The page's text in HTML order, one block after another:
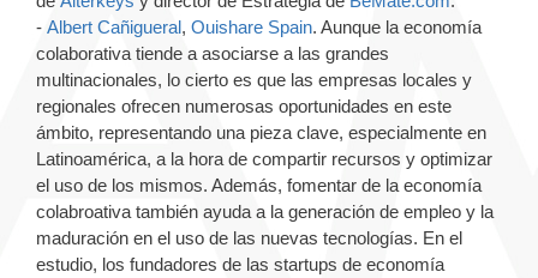
- Albert Cañigueral, Ouishare Spain. Aunque la economía
colaborativa tiende a asociarse a las grandes
multinacionales, lo cierto es que las empresas locales y
regionales ofrecen numerosas oportunidades en este
ámbito, representando una pieza clave, especialmente en
Latinoamérica, a la hora de compartir recursos y optimizar
el uso de los mismos. Además, fomentar de la economía
colabroativa también ayuda a la generación de empleo y la
maduración en el uso de las nuevas tecnologías. En el
estudio, los fundadores de las startups de economía